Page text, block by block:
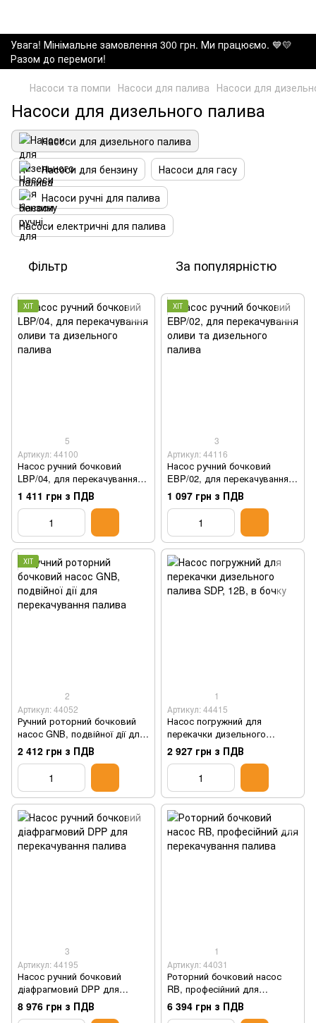
Увага! Мінімальне замовлення 300 грн. Ми працюємо. ​💙💛
Разом до перемоги!
Насоси та помпи Насоси для палива Насоси для
Насоси для дизельного палива
Насоси для дизельного палива
Насоси для бензину
Насоси для гасу
Насоси ручні для палива
Насоси електричні для палива
Фільтр За популярністю
ХІТ
5
Артикул: 44100
Насос ручний бочковий
LBP/04, для перекачування
оливи та дизельного палива
1 411 грн з ПДВ
ХІТ
3
Артикул: 44116
Насос ручний бочковий
EBP/02, для перекачування
оливи та дизельного палива
1 097 грн з ПДВ
ХІТ
2
Артикул: 44052
Ручний роторний бочковий
насос GNB, подвійної дії для
перекачування палива
2 412 грн з ПДВ
1
Артикул: 44415
Насос погружний для
перекачки дизельного
палива SDP, 12В, в бочку
2 927 грн з ПДВ
3
Артикул: 44195
Насос ручний бочковий
діафрагмовий DPP для
перекачування палива
8 976 грн з ПДВ
1
Артикул: 44031
Роторний бочковий насос
RB, професійний для
перекачування палива
6 394 грн з ПДВ